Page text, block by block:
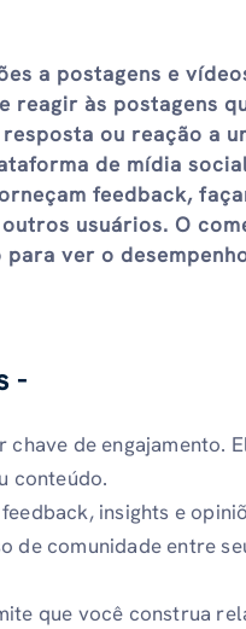
a postagens e
às postagens
ou reação a
de mídia
feedback,
usuários. O
para ver o
-
de engajamento.
conteúdo.
insights e
de comunidade entre
que você construa